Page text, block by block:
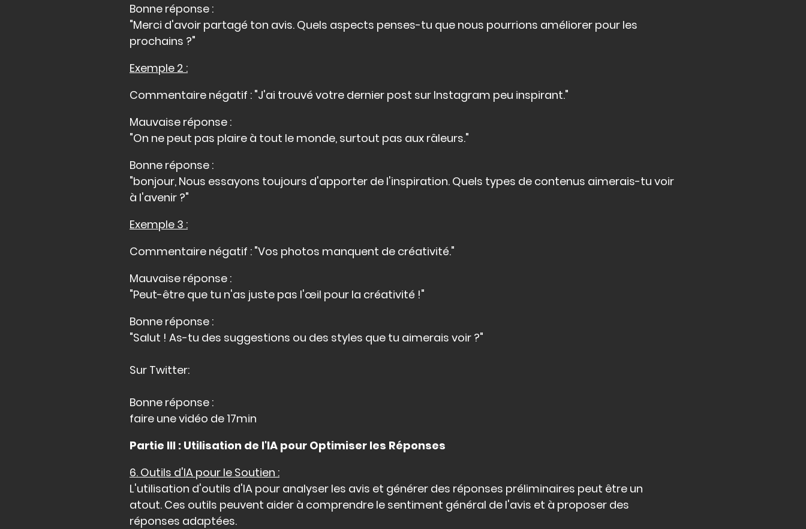
Bonne réponse :
"Merci d'avoir partagé ton avis. Quels aspects penses-tu que nous pourrions améliorer pour les
prochains ?"
Exemple 2 :
Commentaire négatif : "J'ai trouvé votre dernier post sur Instagram peu inspirant."
Mauvaise réponse :
"On ne peut pas plaire à tout le monde, surtout pas aux râleurs."
Bonne réponse :
"bonjour, Nous essayons toujours d'apporter de l'inspiration. Quels types de contenus aimerais-tu voir
à l'avenir ?"
Exemple 3 :
Commentaire négatif : "Vos photos manquent de créativité."
Mauvaise réponse :
"Peut-être que tu n'as juste pas l'œil pour la créativité !"
Bonne réponse :
"Salut ! As-tu des suggestions ou des styles que tu aimerais voir ?"
Sur Twitter:
Bonne réponse :
faire une vidéo de 17min
Partie III : Utilisation de l'IA pour Optimiser les Réponses
6. Outils d'IA pour le Soutien :
L'utilisation d'outils d'IA pour analyser les avis et générer des réponses préliminaires peut être un
atout. Ces outils peuvent aider à comprendre le sentiment général de l'avis et à proposer des
réponses adaptées.